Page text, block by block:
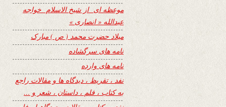
موعظه ای از شیخ الاسلام خواجه
عبدالله « انصاری »
میلاد حضرت محمد ( ص ) مبارک
نامه های سرگشاده
نامه های وارده
نفد ، تقریظ ، دیدگاه ها و مقالات راجع
به کتاب ، فلم ، داستان ، شعر و …